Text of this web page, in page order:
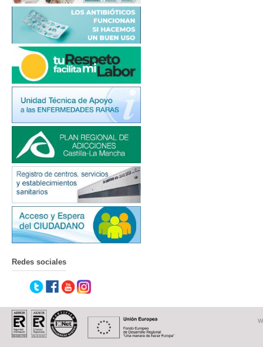
Redes sociales